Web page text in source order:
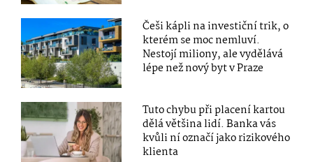
Češi kápli na investiční trik, o
kterém se moc nemluví.
Nestojí miliony, ale vydělává
lépe než nový byt v Praze
Tuto chybu při placení kartou
dělá většina lidí. Banka vás
kvůli ní označí jako rizikového
klienta